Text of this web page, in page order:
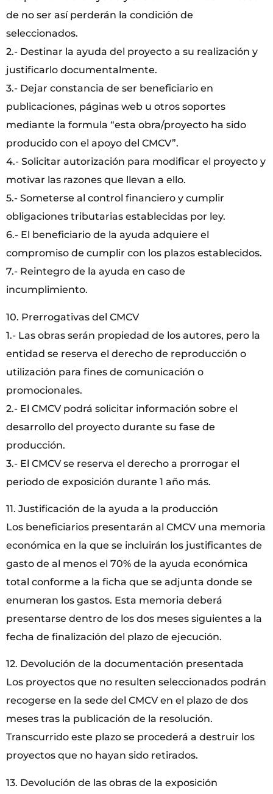
de no ser así perderán la condición de
seleccionados.
2.- Destinar la ayuda del proyecto a su realización y
justificarlo documentalmente.
3.- Dejar constancia de ser beneficiario en
publicaciones, páginas web u otros soportes
mediante la formula “esta obra/proyecto ha sido
producido con el apoyo del CMCV”.
4.- Solicitar autorización para modificar el proyecto y
motivar las razones que llevan a ello.
5.- Someterse al control financiero y cumplir
obligaciones tributarias establecidas por ley.
6.- El beneficiario de la ayuda adquiere el
compromiso de cumplir con los plazos establecidos.
7.- Reintegro de la ayuda en caso de
incumplimiento.
10. Prerrogativas del CMCV
1.- Las obras serán propiedad de los autores, pero la
entidad se reserva el derecho de reproducción o
utilización para fines de comunicación o
promocionales.
2.- El CMCV podrá solicitar información sobre el
desarrollo del proyecto durante su fase de
producción.
3.- El CMCV se reserva el derecho a prorrogar el
periodo de exposición durante 1 año más.
11. Justificación de la ayuda a la producción
Los beneficiarios presentarán al CMCV una memoria
económica en la que se incluirán los justificantes de
gasto de al menos el 70% de la ayuda económica
total conforme a la ficha que se adjunta donde se
enumeran los gastos. Esta memoria deberá
presentarse dentro de los dos meses siguientes a la
fecha de finalización del plazo de ejecución.
12. Devolución de la documentación presentada
Los proyectos que no resulten seleccionados podrán
recogerse en la sede del CMCV en el plazo de dos
meses tras la publicación de la resolución.
Transcurrido este plazo se procederá a destruir los
proyectos que no hayan sido retirados.
13. Devolución de las obras de la exposición